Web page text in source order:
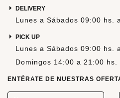
DELIVERY
Lunes a Sábados 09:00 hs.
PICK UP
Lunes a Sábados 09:00 hs.
Domingos 14:00 a 21:00 hs.
ENTÉRATE DE NUESTRAS